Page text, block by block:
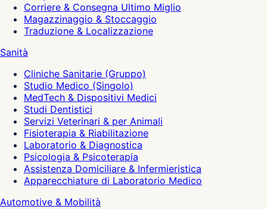
Corriere & Consegna Ultimo Miglio
Magazzinaggio & Stoccaggio
Traduzione & Localizzazione
Sanità
Cliniche Sanitarie (Gruppo)
Studio Medico (Singolo)
MedTech & Dispositivi Medici
Studi Dentistici
Servizi Veterinari & per Animali
Fisioterapia & Riabilitazione
Laboratorio & Diagnostica
Psicologia & Psicoterapia
Assistenza Domiciliare & Infermieristica
Apparecchiature di Laboratorio Medico
Automotive & Mobilità